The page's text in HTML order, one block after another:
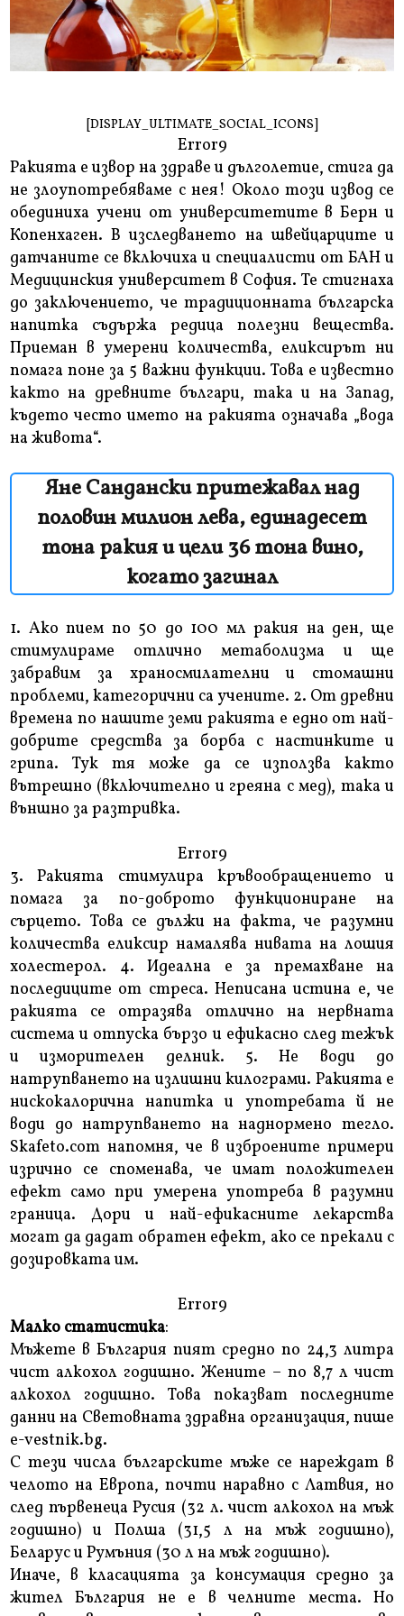
[DISPLAY_ULTIMATE_SOCIAL_ICONS]
Error9
Ракията е извор на здраве и дълголетие, стига да
не злоупотребяваме с нея! Около този извод се
обединиха учени от университетите в Берн и
Копенхаген. В изследването на швейцарците и
датчаните се включиха и специалисти от БАН и
Медицинския университет в София. Те стигнаха
до заключението, че традиционната българска
напитка съдържа редица полезни вещества.
Приеман в умерени количества, еликсирът ни
помага поне за 5 важни функции. Това е известно
както на древните българи, така и на Запад,
където често името на ракията означава „вода
на живота“.
Яне Сандански притежавал над
половин милион лева, единадесет
тона ракия и цели 36 тона вино,
когато загинал
1. Ако пием по 50 до 100 мл ракия на ден, ще
стимулираме отлично метаболизма и ще
забравим за храносмилателни и стомашни
проблеми, категорични са учените. 2. От древни
времена по нашите земи ракията е едно от най-
добрите средства за борба с настинките и
грипа. Тук тя може да се използва както
вътрешно (включително и греяна с мед), така и
външно за разтривка.
Error9
3. Ракията стимулира кръвообращението и
помага за по-доброто функциониране на
сърцето. Това се дължи на факта, че разумни
количества еликсир намалява нивата на лошия
холестерол. 4. Идеална е за премахване на
последиците от стреса. Неписана истина е, че
ракията се отразява отлично на нервната
система и отпуска бързо и ефикасно след тежък
и изморителен делник. 5. Не води до
натрупването на излишни килограми. Ракията е
нискокалорична напитка и употребата й не
води до натрупването на наднормено тегло.
Skafeto.com напомня, че в изброените примери
изрично се споменава, че имат положителен
ефект само при умерена употреба в разумни
граница. Дори и най-ефикасните лекарства
могат да дадат обратен ефект, ако се прекали с
дозировката им.
Error9
Малко статистика:
Мъжете в България пият средно по 24,3 литра
чист алкохол годишно. Жените – по 8,7 л чист
алкохол годишно. Това показват последните
данни на Световната здравна организация, пише
e-vestnik.bg.
С тези числа българските мъже се нареждат в
челото на Европа, почти наравно с Латвия, но
след първенеца Русия (32 л. чист алкохол на мъж
годишно) и Полша (31,5 л на мъж годишно),
Беларус и Румъния (30 л на мъж годишно).
Иначе, в класацията за консумация средно за
жител България не е в челните места. Но